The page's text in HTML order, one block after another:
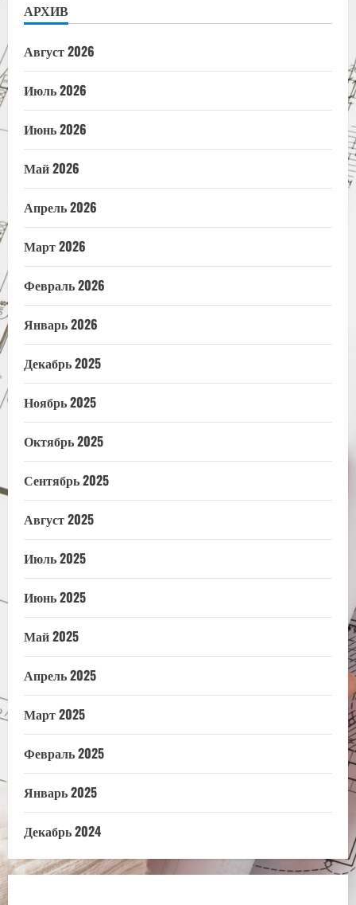
АРХИВ
Август 2026
Июль 2026
Июнь 2026
Май 2026
Апрель 2026
Март 2026
Февраль 2026
Январь 2026
Декабрь 2025
Ноябрь 2025
Октябрь 2025
Сентябрь 2025
Август 2025
Июль 2025
Июнь 2025
Май 2025
Апрель 2025
Март 2025
Февраль 2025
Январь 2025
Декабрь 2024